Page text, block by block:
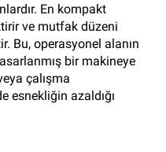
En kompakt
ve mutfak düzeni
Bu, operasyonel alanın
bir makineye
çalışma
esnekliğin azaldığı